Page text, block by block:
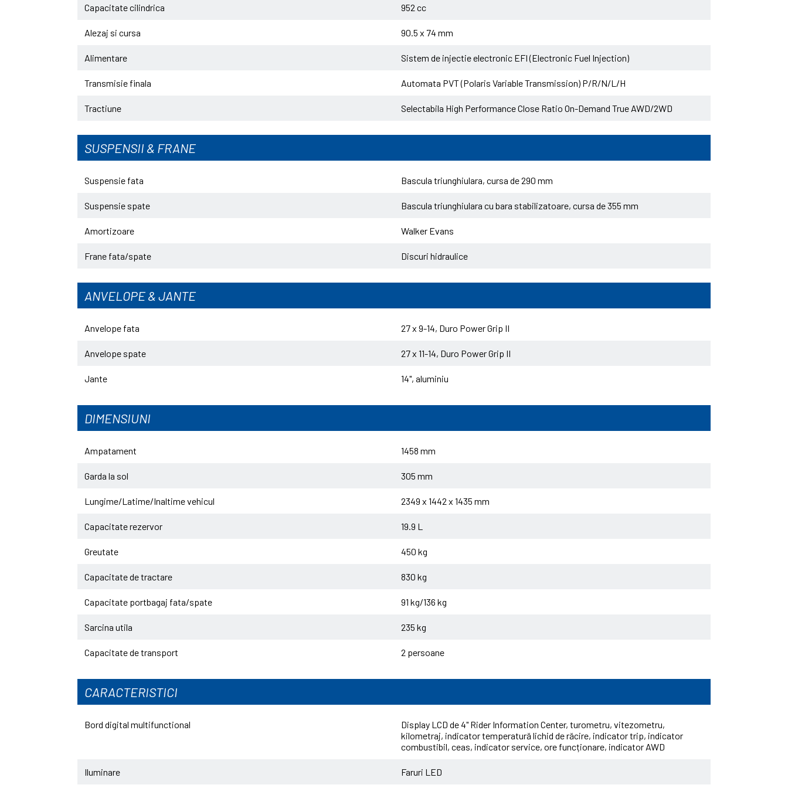
Capacitate cilindrica 952 cc
Alezaj si cursa 90.5 x 74 mm
Alimentare Sistem de injectie electronic EFI (Electronic Fuel Injection)
Transmisie finala Automata PVT (Polaris Variable Transmission) P/R/N/L/H
Tractiune Selectabila High Performance Close Ratio On-Demand True AWD/2WD
SUSPENSII & FRANE
Suspensie fata Bascula triunghiulara, cursa de 290 mm
Suspensie spate Bascula triunghiulara cu bara stabilizatoare, cursa de 355 mm
Amortizoare Walker Evans
Frane fata/spate Discuri hidraulice
ANVELOPE & JANTE
Anvelope fata 27 x 9-14, Duro Power Grip II
Anvelope spate 27 x 11-14, Duro Power Grip II
Jante 14", aluminiu
DIMENSIUNI
Ampatament 1458 mm
Garda la sol 305 mm
Lungime/Latime/Inaltime vehicul 2349 x 1442 x 1435 mm
Capacitate rezervor 19.9 L
Greutate 450 kg
Capacitate de tractare 830 kg
Capacitate portbagaj fata/spate 91 kg/136 kg
Sarcina utila 235 kg
Capacitate de transport 2 persoane
CARACTERISTICI
Bord digital multifunctional
Display LCD de 4" Rider Information Center, turometru, vitezometru,
kilometraj, indicator temperatură lichid de răcire, indicator trip, indicator
combustibil, ceas, indicator service, ore funcționare, indicator AWD
Iluminare Faruri LED